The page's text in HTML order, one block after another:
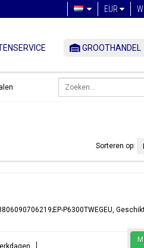
EUR
GROOTHANDEL
Sorteren op:
P6300TWEGEU,